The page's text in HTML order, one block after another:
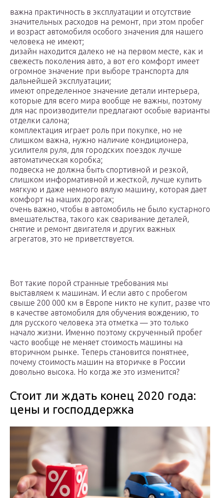
важна практичность в эксплуатации и отсутствие
значительных расходов на ремонт, при этом пробег
и возраст автомобиля особого значения для нашего
человека не имеют;
дизайн находится далеко не на первом месте, как и
свежесть поколения авто, а вот его комфорт имеет
огромное значение при выборе транспорта для
дальнейшей эксплуатации;
имеют определенное значение детали интерьера,
которые для всего мира вообще не важны, поэтому
для нас производители предлагают особые варианты
отделки салона;
комплектация играет роль при покупке, но не
слишком важна, нужно наличие кондиционера,
усилителя руля, для городских поездок лучше
автоматическая коробка;
подвеска не должна быть спортивной и резкой,
слишком информативной и жесткой, лучше купить
мягкую и даже немного вялую машину, которая дает
комфорт на наших дорогах;
очень важно, чтобы в автомобиль не было кустарного
вмешательства, такого как сваривание деталей,
снятие и ремонт двигателя и других важных
агрегатов, это не приветствуется.
Вот такие порой странные требования мы
выставляем к машинам. И если авто с пробегом
свыше 200 000 км в Европе никто не купит, разве что
в качестве автомобиля для обучения вождению, то
для русского человека эта отметка — это только
начало жизни. Именно поэтому скрученный пробег
часто вообще не меняет стоимость машины на
вторичном рынке. Теперь становится понятнее,
почему стоимость машин на вторичке в России
довольно высока. Но когда же это изменится?
Стоит ли ждать конец 2020 года:
цены и господдержка